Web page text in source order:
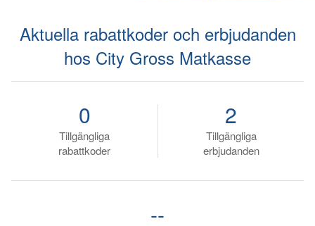
Aktuella rabattkoder och erbjudanden
hos City Gross Matkasse
Tillgängliga
rabattkoder
0
Tillgängliga
erbjudanden
2
--